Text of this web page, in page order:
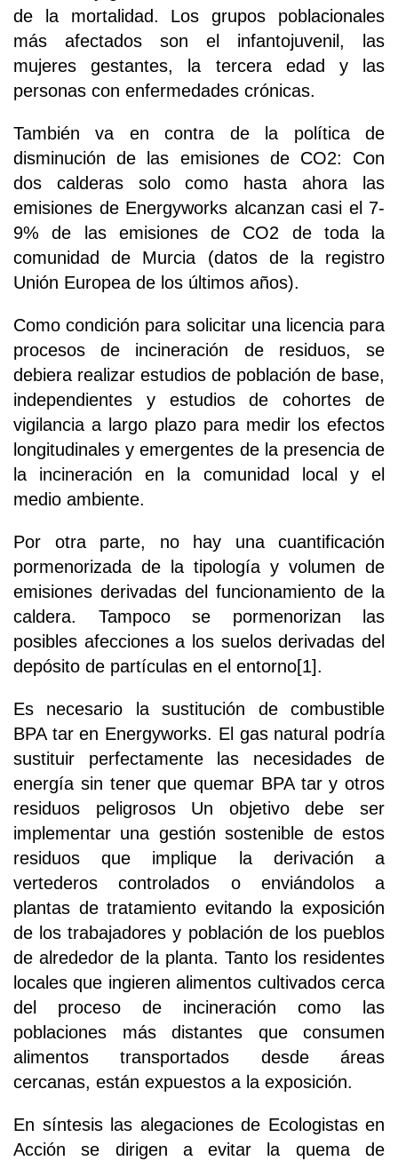
de la mortalidad. Los grupos poblacionales
más afectados son el infantojuvenil, las
mujeres gestantes, la tercera edad y las
personas con enfermedades crónicas.
También va en contra de la política de
disminución de las emisiones de CO2: Con
dos calderas solo como hasta ahora las
emisiones de Energyworks alcanzan casi el 7-
9% de las emisiones de CO2 de toda la
comunidad de Murcia (datos de la registro
Unión Europea de los últimos años).
Como condición para solicitar una licencia para
procesos de incineración de residuos, se
debiera realizar estudios de población de base,
independientes y estudios de cohortes de
vigilancia a largo plazo para medir los efectos
longitudinales y emergentes de la presencia de
la incineración en la comunidad local y el
medio ambiente.
Por otra parte, no hay una cuantificación
pormenorizada de la tipología y volumen de
emisiones derivadas del funcionamiento de la
caldera. Tampoco se pormenorizan las
posibles afecciones a los suelos derivadas del
depósito de partículas en el entorno[1].
Es necesario la sustitución de combustible
BPA tar en Energyworks. El gas natural podría
sustituir perfectamente las necesidades de
energía sin tener que quemar BPA tar y otros
residuos peligrosos Un objetivo debe ser
implementar una gestión sostenible de estos
residuos que implique la derivación a
vertederos controlados o enviándolos a
plantas de tratamiento evitando la exposición
de los trabajadores y población de los pueblos
de alrededor de la planta. Tanto los residentes
locales que ingieren alimentos cultivados cerca
del proceso de incineración como las
poblaciones más distantes que consumen
alimentos transportados desde áreas
cercanas, están expuestos a la exposición.
En síntesis las alegaciones de Ecologistas en
Acción se dirigen a evitar la quema de